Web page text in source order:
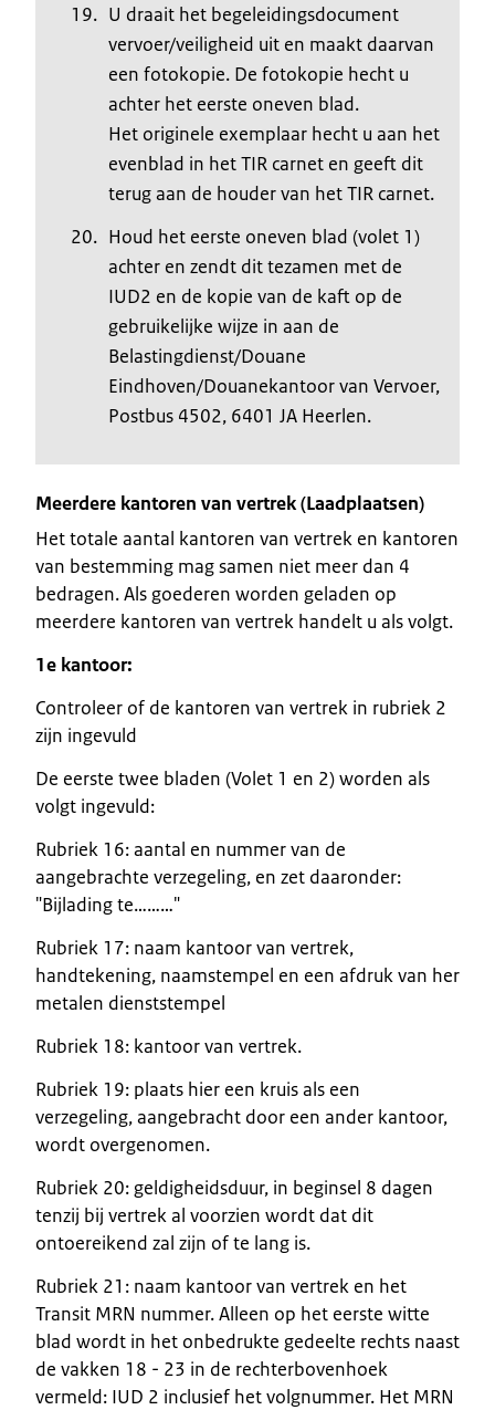
U draait het begeleidingsdocument
vervoer/veiligheid uit en maakt daarvan
een fotokopie. De fotokopie hecht u
achter het eerste oneven blad.
Het originele exemplaar hecht u aan het
evenblad in het TIR carnet en geeft dit
terug aan de houder van het TIR carnet.
Houd het eerste oneven blad (volet 1)
achter en zendt dit tezamen met de
IUD2 en de kopie van de kaft op de
gebruikelijke wijze in aan de
Belastingdienst/Douane
Eindhoven/Douanekantoor van Vervoer,
Postbus 4502, 6401 JA Heerlen.
Meerdere kantoren van vertrek (Laadplaatsen)
Het totale aantal kantoren van vertrek en kantoren
van bestemming mag samen niet meer dan 4
bedragen. Als goederen worden geladen op
meerdere kantoren van vertrek handelt u als volgt.
1e kantoor:
Controleer of de kantoren van vertrek in rubriek 2
zijn ingevuld
De eerste twee bladen (Volet 1 en 2) worden als
volgt ingevuld:
Rubriek 16: aantal en nummer van de
aangebrachte verzegeling, en zet daaronder:
"Bijlading te………"
Rubriek 17: naam kantoor van vertrek,
handtekening, naamstempel en een afdruk van her
metalen dienststempel
Rubriek 18: kantoor van vertrek.
Rubriek 19: plaats hier een kruis als een
verzegeling, aangebracht door een ander kantoor,
wordt overgenomen.
Rubriek 20: geldigheidsduur, in beginsel 8 dagen
tenzij bij vertrek al voorzien wordt dat dit
ontoereikend zal zijn of te lang is.
Rubriek 21: naam kantoor van vertrek en het
Transit MRN nummer. Alleen op het eerste witte
blad wordt in het onbedrukte gedeelte rechts naast
de vakken 18 - 23 in de rechterbovenhoek
vermeld: IUD 2 inclusief het volgnummer. Het MRN